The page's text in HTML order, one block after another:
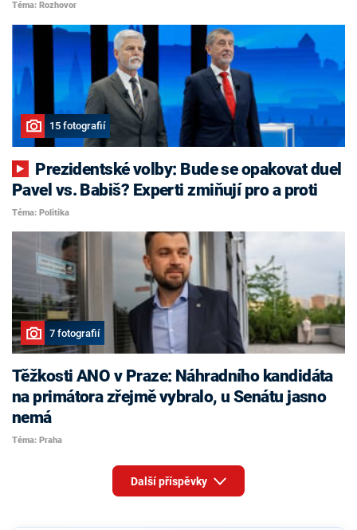
Téma: Rozhovor
15 fotografií
Pavel vs. Babiš? Experti zmiňují pro a proti
Téma: Politika
7 fotografií
Těžkosti ANO v Praze: Náhradního kandidáta
na primátora zřejmě vybralo, u Senátu jasno
nemá
Téma: Praha
Další příspěvky